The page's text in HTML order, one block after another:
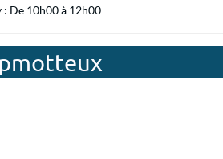
: De 10h00 à 12h00